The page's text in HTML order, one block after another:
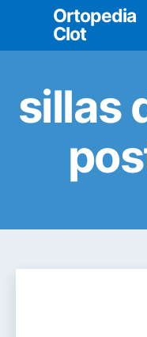
Ortopedia
Clot
sillas